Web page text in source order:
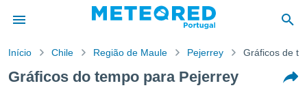
Início Chile Região de Maule Pejerrey Gráficos de
Gráficos do tempo para Pejerrey